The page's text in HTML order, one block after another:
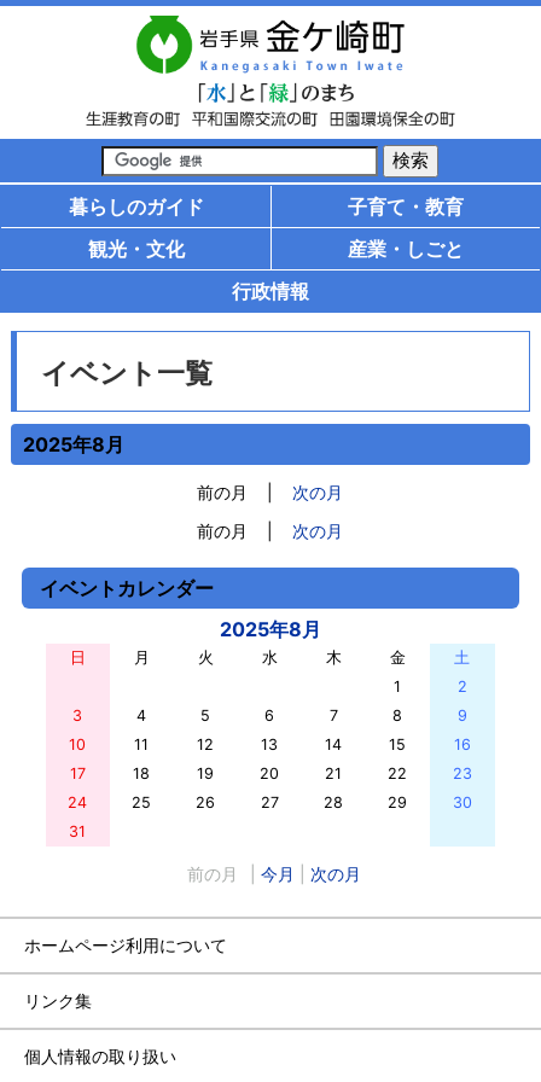
暮らしのガイド
子育て・教育
観光・文化
産業・しごと
行政情報
イベント一覧
2025年8月
前の月
次の月
前の月
次の月
イベントカレンダー
2025年8月
日 月 火 水 木 金
土
1
2
3
4 5 6 7 8
9
10
11 12 13 14 15
16
17
18 19 20 21 22
23
24
25 26 27 28 29
30
31
前の月 今月 次の月
ホームページ利用について
リンク集
個人情報の取り扱い